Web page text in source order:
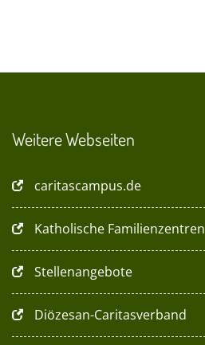
Weitere Webseiten
caritascampus.de
Katholische Familienzentren
Stellenangebote
Diözesan-Caritasverband